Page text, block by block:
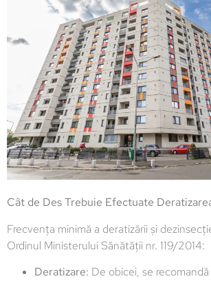
Cât de Des Trebuie Efectuate
Frecvența minimă a deratizării și
Ordinul Ministerului Sănătății nr. 119/2014:
Deratizare: De obicei, se